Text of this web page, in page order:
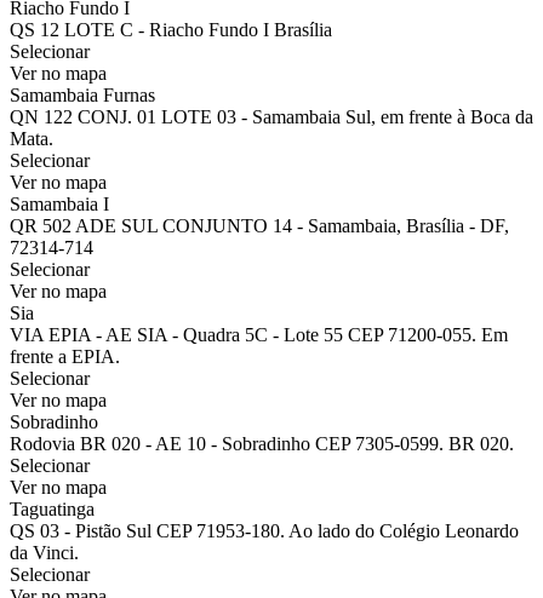
Riacho Fundo I
QS 12 LOTE C - Riacho Fundo I Brasília
Selecionar
Ver no mapa
Samambaia Furnas
QN 122 CONJ. 01 LOTE 03 - Samambaia Sul, em frente à Boca da
Mata.
Selecionar
Ver no mapa
Samambaia I
QR 502 ADE SUL CONJUNTO 14 - Samambaia, Brasília - DF,
72314-714
Selecionar
Ver no mapa
Sia
VIA EPIA - AE SIA - Quadra 5C - Lote 55 CEP 71200-055. Em
frente a EPIA.
Selecionar
Ver no mapa
Sobradinho
Rodovia BR 020 - AE 10 - Sobradinho CEP 7305-0599. BR 020.
Selecionar
Ver no mapa
Taguatinga
QS 03 - Pistão Sul CEP 71953-180. Ao lado do Colégio Leonardo
da Vinci.
Selecionar